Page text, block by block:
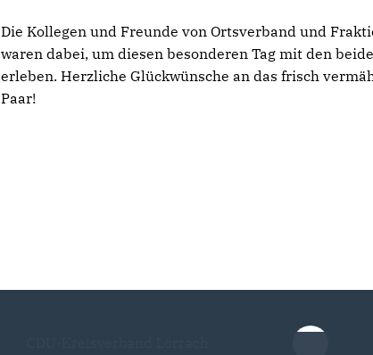
Die Kollegen und Freunde von Ortsverband und
waren dabei, um diesen besonderen Tag mit den
erleben. Herzliche Glückwünsche an das frisch
Paar!